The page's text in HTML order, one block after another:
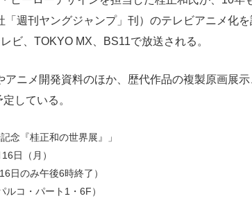
週刊ヤングジャンプ」刊）のテレビアニメ化を
ビ、TOKYO MX、BS11で放送される。
ニメ開発資料のほか、歴代作品の複製原画展示
している。
念『桂正和の世界展』」
日（月）
日のみ午後6時終了）
コ・パート1・6F）